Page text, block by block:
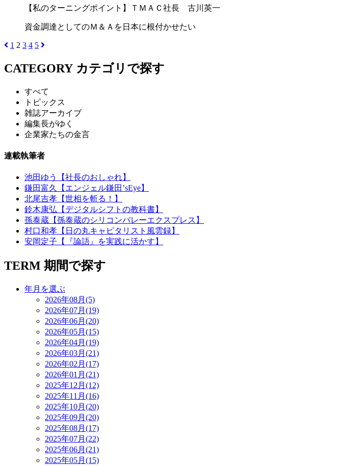
【私のターニングポイント】ＴＭＡＣ社長 古川英一
資金調達としてのＭ＆Ａを日本に根付かせたい
1 2 3 4 5
CATEGORY カテゴリで探す
すべて
トピックス
雑誌アーカイブ
編集長がゆく
企業家たちの金言
連載執筆者
池田ゆう【社長のおしゃれ】
鎌田富久【エンジェル鎌田’sEye】
北尾吉孝【世相を斬る！】
鈴木康弘【デジタルシフトの教科書】
孫泰蔵【孫泰蔵のシリコンバレーエクスプレス】
村口和孝【日の丸キャピタリスト風雲録】
安岡定子【『論語』を実践に活かす】
TERM 期間で探す
年月を選ぶ
2026年08月(5)
2026年07月(19)
2026年06月(20)
2026年05月(15)
2026年04月(19)
2026年03月(21)
2026年02月(17)
2026年01月(21)
2025年12月(12)
2025年11月(16)
2025年10月(20)
2025年09月(20)
2025年08月(17)
2025年07月(22)
2025年06月(21)
2025年05月(15)